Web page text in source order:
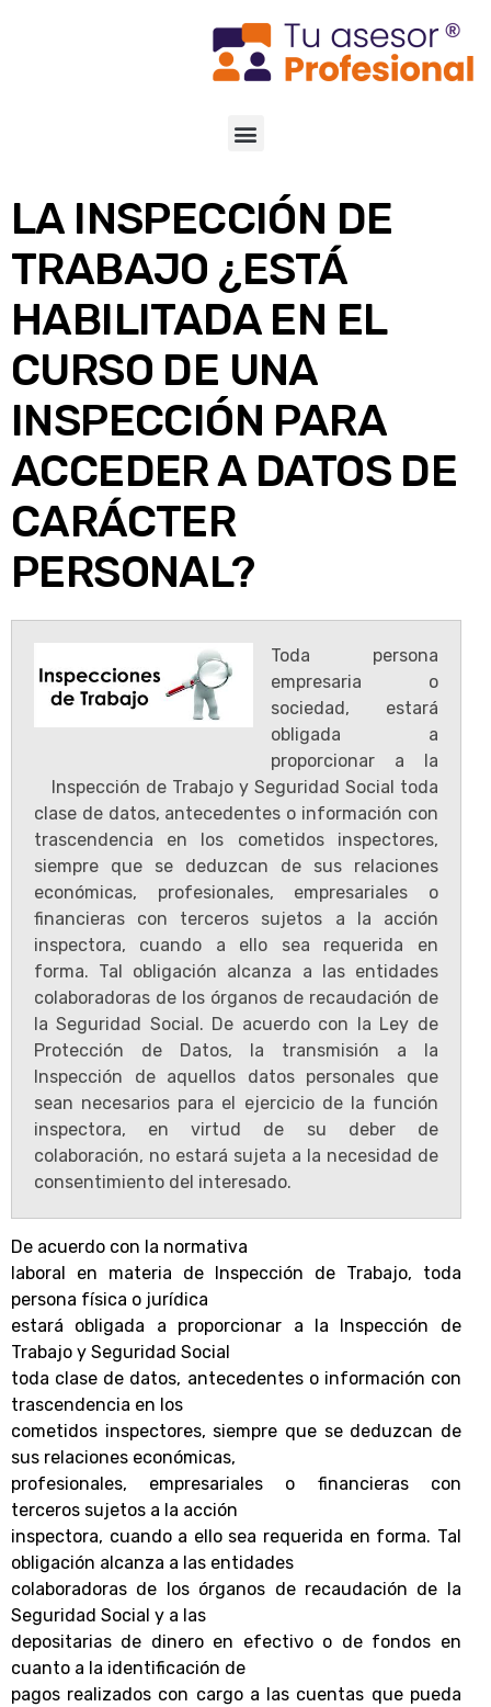
LA INSPECCIÓN DE
TRABAJO ¿ESTÁ
HABILITADA EN EL
CURSO DE UNA
INSPECCIÓN PARA
ACCEDER A DATOS DE
CARÁCTER
PERSONAL?
Toda persona
empresaria o
sociedad, estará
obligada a
proporcionar a la
Inspección de Trabajo y Seguridad Social toda
clase de datos, antecedentes o información con
trascendencia en los cometidos inspectores,
siempre que se deduzcan de sus relaciones
económicas, profesionales, empresariales o
financieras con terceros sujetos a la acción
inspectora, cuando a ello sea requerida en
forma. Tal obligación alcanza a las entidades
colaboradoras de los órganos de recaudación de
la Seguridad Social. De acuerdo con la Ley de
Protección de Datos, la transmisión a la
Inspección de aquellos datos personales que
sean necesarios para el ejercicio de la función
inspectora, en virtud de su deber de
colaboración, no estará sujeta a la necesidad de
consentimiento del interesado.
De acuerdo con la normativa
laboral en materia de Inspección de Trabajo, toda
persona física o jurídica
estará obligada a proporcionar a la Inspección de
Trabajo y Seguridad Social
toda clase de datos, antecedentes o información con
trascendencia en los
cometidos inspectores, siempre que se deduzcan de
sus relaciones económicas,
profesionales, empresariales o financieras con
terceros sujetos a la acción
inspectora, cuando a ello sea requerida en forma. Tal
obligación alcanza a las entidades
colaboradoras de los órganos de recaudación de la
Seguridad Social y a las
depositarias de dinero en efectivo o de fondos en
cuanto a la identificación de
pagos realizados con cargo a las cuentas que pueda